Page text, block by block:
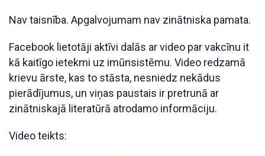
Nav taisnība. Apgalvojumam nav zinātniska pamata.
Facebook lietotāji aktīvi dalās ar video par vakcīnu it
kā kaitīgo ietekmi uz imūnsistēmu. Video redzamā
krievu ārste, kas to stāsta, nesniedz nekādus
pierādījumus, un viņas paustais ir pretrunā ar
zinātniskajā literatūrā atrodamo informāciju.
Video teikts: